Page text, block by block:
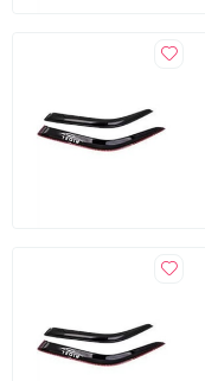
Ürün Kodu:kcm1086154